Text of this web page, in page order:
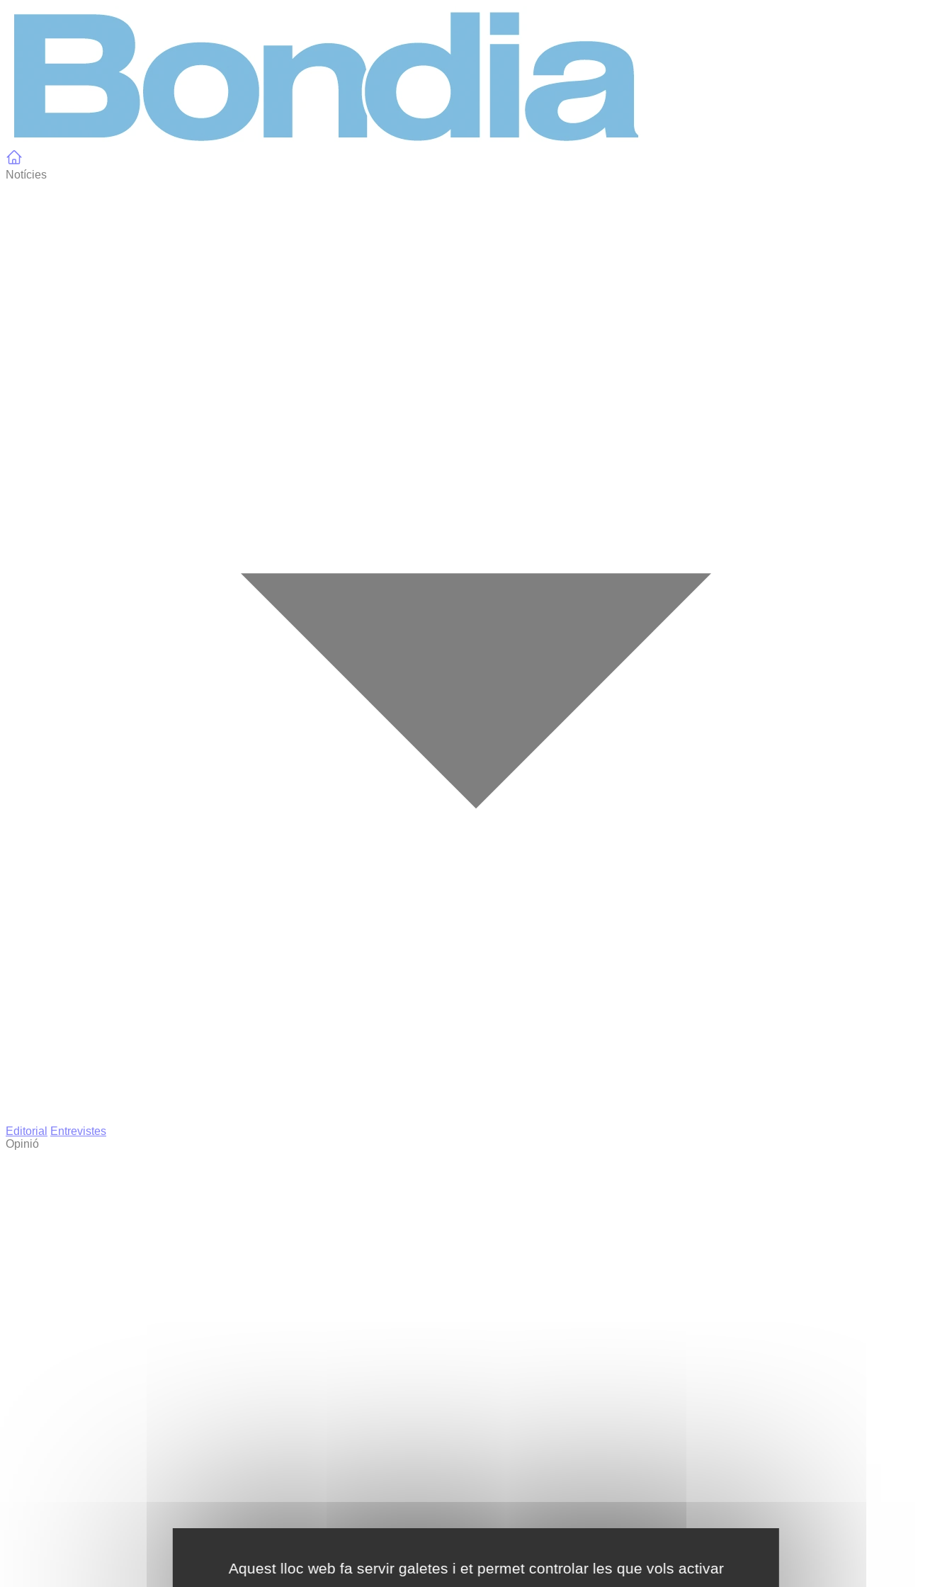
Aquest lloc web fa servir galetes i et permet controlar les que vols activar
Notícies
Editorial
Entrevistes
Opinió